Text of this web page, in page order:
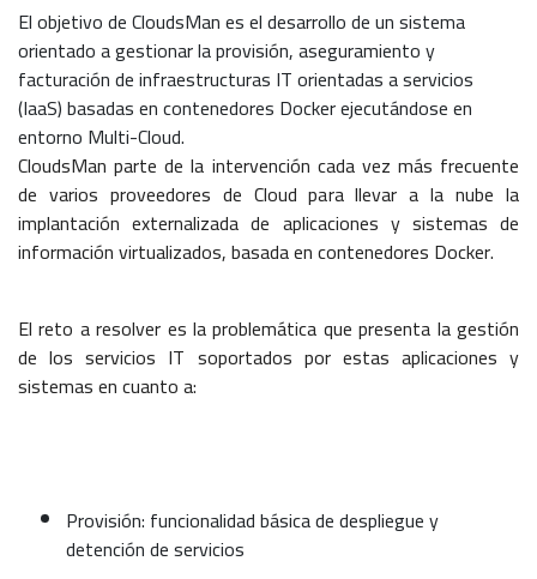
El objetivo de CloudsMan es el desarrollo de un sistema
orientado a gestionar la provisión, aseguramiento y
facturación de infraestructuras IT orientadas a servicios
(IaaS) basadas en contenedores Docker ejecutándose en
entorno Multi-Cloud.
CloudsMan parte de la intervención cada vez más frecuente
de varios proveedores de Cloud para llevar a la nube la
implantación externalizada de aplicaciones y sistemas de
información virtualizados, basada en contenedores Docker.
El reto a resolver es la problemática que presenta la gestión
de los servicios IT soportados por estas aplicaciones y
sistemas en cuanto a:
Provisión: funcionalidad básica de despliegue y
detención de servicios